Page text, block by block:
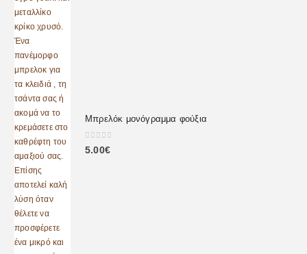
Μπρελόκ μονόγραμμα φούξια
0 out of 5
5.00€